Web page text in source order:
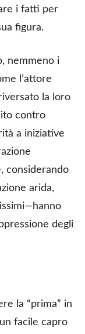
i fatti per
figura.
nemmeno i
l’attore
la loro
contro
a iniziative
considerando
arida,
degli
la “prima” in
facile capro